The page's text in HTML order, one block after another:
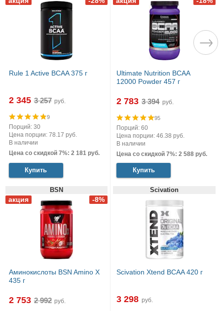
Rule 1 Active BCAA 375 г
2 345 руб.
9
Порций: 30
Цена порции: 78.17 руб.
В наличии
Цена со скидкой 7%: 2 181 руб.
Купить
Ultimate Nutrition BCAA
12000 Powder 457 г
2 783 руб.
95
Порций: 60
Цена порции: 46.38 руб.
В наличии
Цена со скидкой 7%: 2 588 руб.
Купить
BSN
Аминокислоты BSN Amino X
435 г
2 753 руб.
Scivation
Scivation Xtend BCAA 420 г
3 298 руб.